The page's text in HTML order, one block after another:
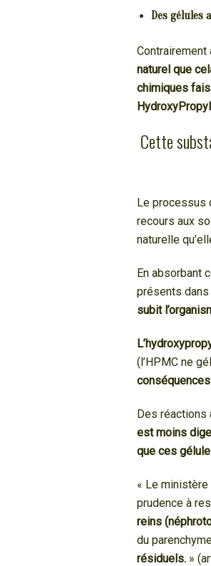
Des gélules
Contrairement
naturel que
chimiques
Cette
Le processus
recours aux
naturelle
En absorbant
présents
subit
(l’HPMC ne
Des réactions
est moins
que ces
« Le
prudence à
reins
du
résiduels. »